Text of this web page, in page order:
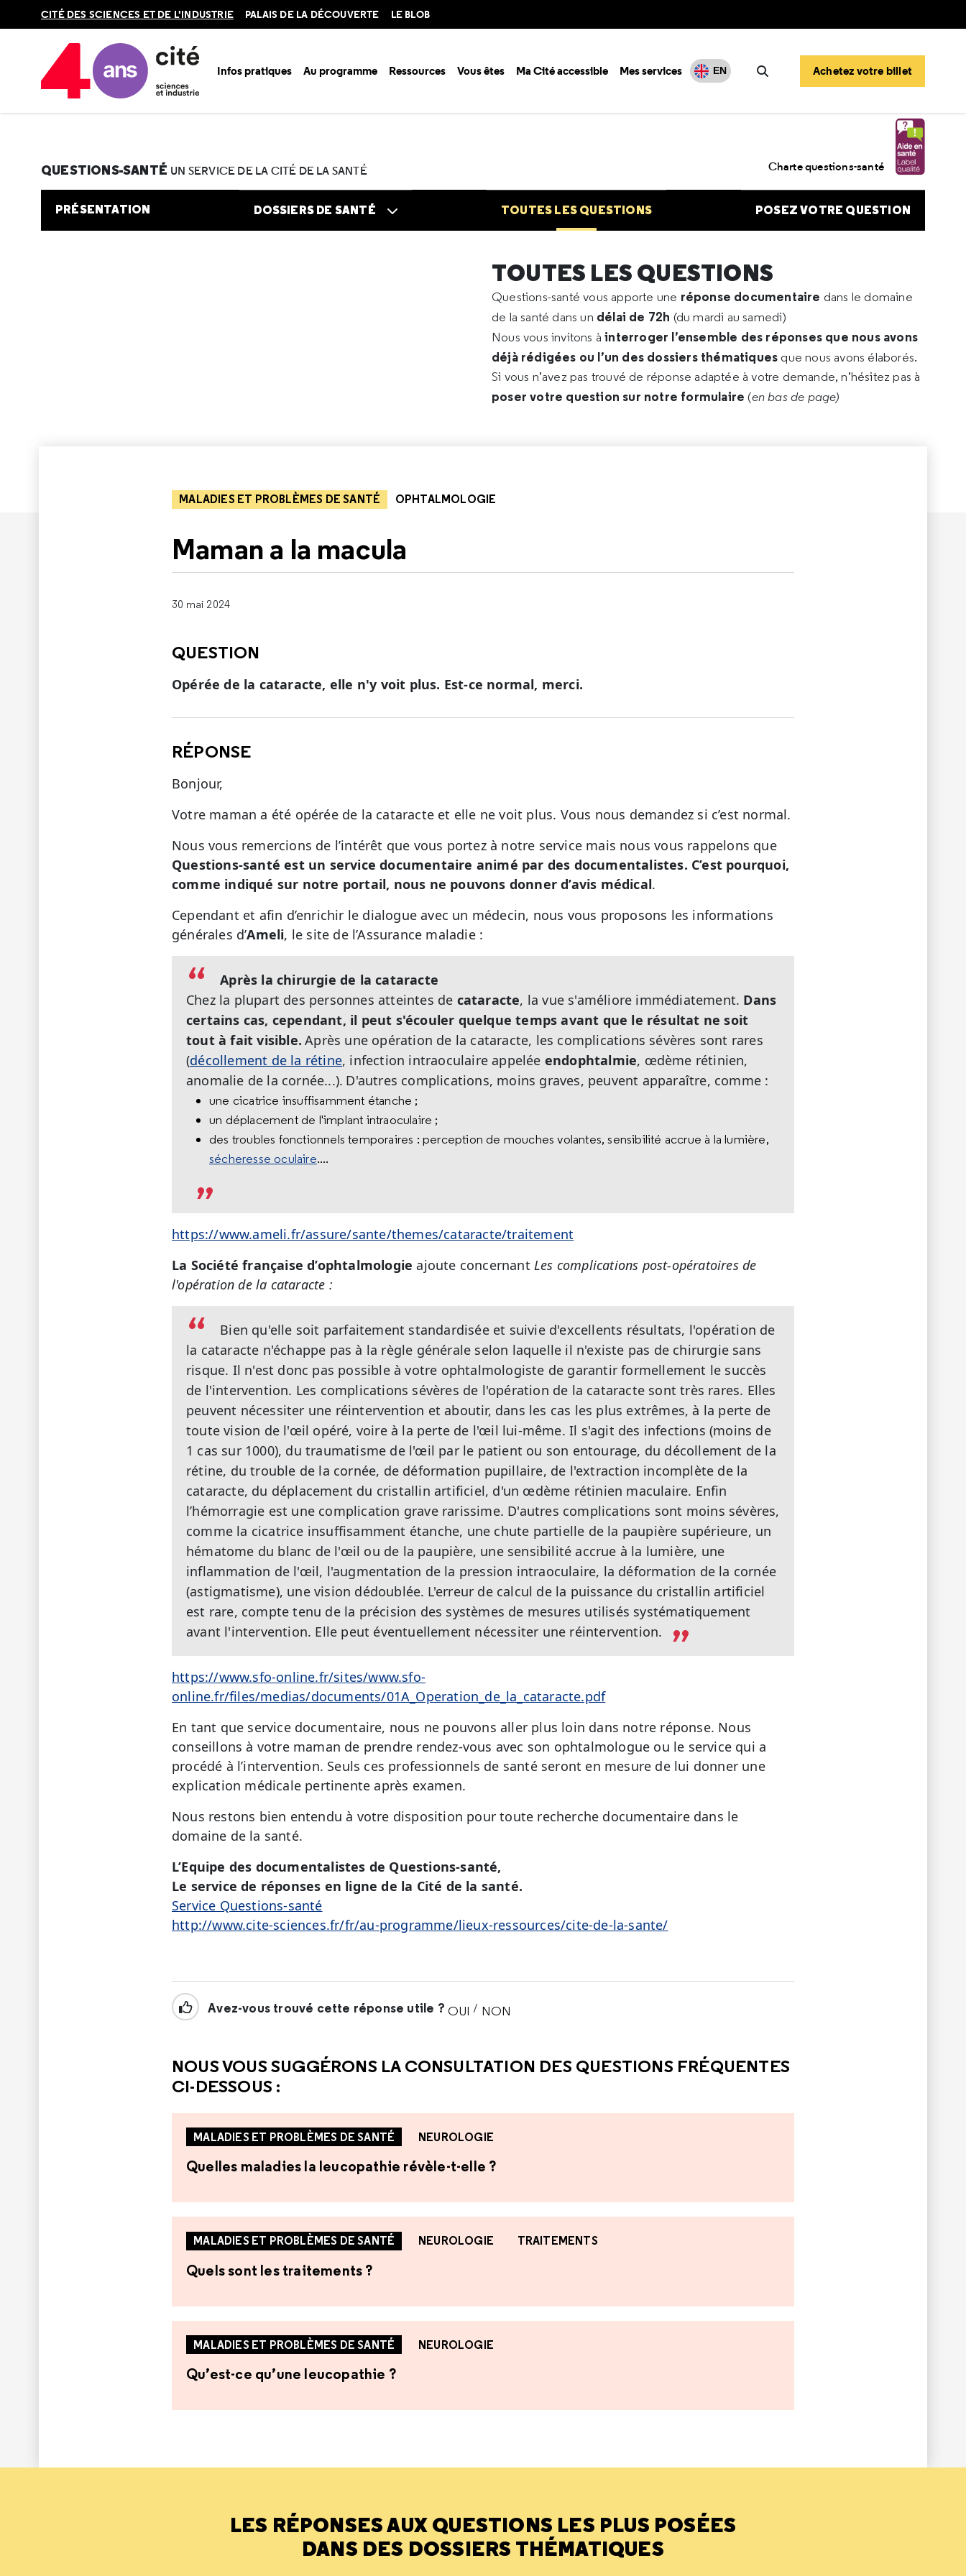
en
CITÉ DES SCIENCES ET DE L'INDUSTRIE PALAIS DE LA DÉCOUVERTE LE BLOB
Infos pratiques Au programme Ressources Vous êtes Ma Cité accessible Mes services EN
Rechercher
Achetez votre billet
Accueil Au programme
QUESTIONS-SANTÉ UN SERVICE DE LA CITÉ DE LA SANTÉ Charte questions-santé
PRÉSENTATION DOSSIERS DE SANTÉ TOUTES LES QUESTIONS POSEZ VOTRE QUESTION
TOUTES LES QUESTIONS
Questions-santé vous apporte une réponse documentaire dans le domaine
de la santé dans un délai de 72h (du mardi au samedi)
Nous vous invitons àinterroger l’ensemble des réponses que nous avons
déjà rédigées ou l’un des dossiers thématiques que nous avons élaborés.
Si vous n’avez pas trouvé de réponse adaptée à votre demande, n’hésitez pas à
poser votre question sur notre formulaire (en bas de page)
MALADIES ET PROBLÈMES DE SANTÉ OPHTALMOLOGIE
Maman a la macula
30 mai 2024
QUESTION
Opérée de la cataracte, elle n'y voit plus. Est-ce normal, merci.
RÉPONSE
Bonjour,
Votre maman a été opérée de la cataracte et elle ne voit plus. Vous nous demandez si c’est normal.
Nous vous remercions de l’intérêt que vous portez à notre service mais nous vous rappelons que
Questions-santé est un service documentaire animé par des documentalistes. C’est pourquoi,
comme indiqué sur notre portail, nous ne pouvons donner d’avis médical.
Cependant et afin d’enrichir le dialogue avec un médecin, nous vous proposons les informations
générales d’Ameli, le site de l’Assurance maladie :
Après la chirurgie de la cataracte
Chez la plupart des personnes atteintes de cataracte, la vue s'améliore immédiatement. Dans
certains cas, cependant, il peut s'écouler quelque temps avant que le résultat ne soit
tout à fait visible. Après une opération de la cataracte, les complications sévères sont rares
(décollement de la rétine, infection intraoculaire appelée endophtalmie, œdème rétinien,
anomalie de la cornée...). D'autres complications, moins graves, peuvent apparaître, comme :
une cicatrice insuffisamment étanche ;
un déplacement de l'implant intraoculaire ;
des troubles fonctionnels temporaires : perception de mouches volantes, sensibilité accrue à la lumière,
sécheresse oculaire....
https://www.ameli.fr/assure/sante/themes/cataracte/traitement
La Société française d’ophtalmologieajoute concernant Les complications post-opératoires de
l'opération de la cataracte :
Bien qu'elle soit parfaitement standardisée et suivie d'excellents résultats, l'opération de
la cataracte n'échappe pas à la règle générale selon laquelle il n'existe pas de chirurgie sans
risque. Il n'est donc pas possible à votre ophtalmologiste de garantir formellement le succès
de l'intervention. Les complications sévères de l'opération de la cataracte sont très rares. Elles
peuvent nécessiter une réintervention et aboutir, dans les cas les plus extrêmes, à la perte de
toute vision de l'œil opéré, voire à la perte de l'œil lui-même. Il s'agit des infections (moins de
1 cas sur 1000), du traumatisme de l'œil par le patient ou son entourage, du décollement de la
rétine, du trouble de la cornée, de déformation pupillaire, de l'extraction incomplète de la
cataracte, du déplacement du cristallin artificiel, d'un œdème rétinien maculaire. Enfin
l’hémorragie est une complication grave rarissime. D'autres complications sont moins sévères,
comme la cicatrice insuffisamment étanche, une chute partielle de la paupière supérieure, un
hématome du blanc de l'œil ou de la paupière, une sensibilité accrue à la lumière, une
inflammation de l'œil, l'augmentation de la pression intraoculaire, la déformation de la cornée
(astigmatisme), une vision dédoublée. L'erreur de calcul de la puissance du cristallin artificiel
est rare, compte tenu de la précision des systèmes de mesures utilisés systématiquement
avant l'intervention. Elle peut éventuellement nécessiter une réintervention.
https://www.sfo-online.fr/sites/www.sfo-
online.fr/files/medias/documents/01A_Operation_de_la_cataracte.pdf
En tant que service documentaire, nous ne pouvons aller plus loin dans notre réponse. Nous
conseillons à votre maman de prendre rendez-vous avec son ophtalmologue ou le service qui a
procédé à l’intervention. Seuls ces professionnels de santé seront en mesure de lui donner une
explication médicale pertinente après examen.
Nous restons bien entendu à votre disposition pour toute recherche documentaire dans le
domaine de la santé.
L’Equipe des documentalistes de Questions-santé,
Le service de réponses en ligne de la Cité de la santé.
Service Questions-santé
http://www.cite-sciences.fr/fr/au-programme/lieux-ressources/cite-de-la-sante/
Avez-vous trouvé cette réponse utile ? OUI / NON
NOUS VOUS SUGGÉRONS LA CONSULTATION DES QUESTIONS FRÉQUENTES
CI-DESSOUS :
MALADIES ET PROBLÈMES DE SANTÉ NEUROLOGIE
Quelles maladies la leucopathie révèle-t-elle ?
MALADIES ET PROBLÈMES DE SANTÉ NEUROLOGIE TRAITEMENTS
Quels sont les traitements ?
MALADIES ET PROBLÈMES DE SANTÉ NEUROLOGIE
Qu’est-ce qu’une leucopathie ?
LES RÉPONSES AUX QUESTIONS LES PLUS POSÉES
DANS DES DOSSIERS THÉMATIQUES